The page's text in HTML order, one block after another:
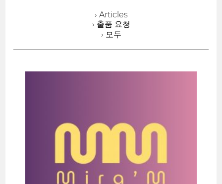
› Articles
› 출품 요청
› 모두